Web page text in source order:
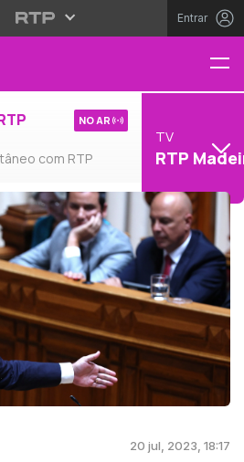
Entrar
com RTP
NO AR
TV
RTP
20 jul, 2023, 18:17